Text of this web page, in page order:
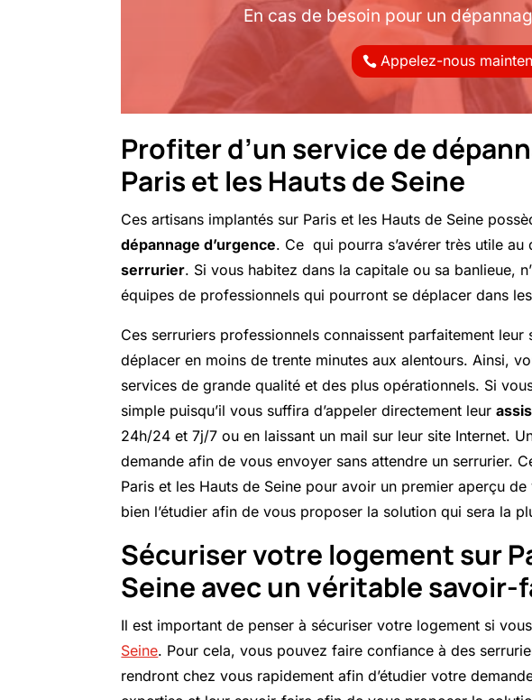
En cas de besoin pour un
Appelez-nous
Profiter d’un service de
Paris et les Hauts de Seine
Ces artisans implantés sur Paris et les Hauts de Seine
dépannage d’urgence. Ce qui pourra s’avérer très utile au
serrurier. Si vous habitez dans la capitale ou sa banlieue,
équipes de professionnels qui pourront se déplacer dans
Ces serruriers professionnels connaissent parfaitement leur
déplacer en moins de trente minutes aux alentours. Ainsi,
services de grande qualité et des plus opérationnels. Si
simple puisqu’il vous suffira d’appeler directement leur
24h/24 et 7j/7 ou en laissant un mail sur leur site Internet.
demande afin de vous envoyer sans attendre un serrurier.
Paris et les Hauts de Seine pour avoir un premier aperçu
bien l’étudier afin de vous proposer la solution qui sera la
Sécuriser votre logement sur
Seine avec un véritable savoir-
Il est important de penser à sécuriser votre logement si
Seine. Pour cela, vous pouvez faire confiance à des
rendront chez vous rapidement afin d’étudier votre